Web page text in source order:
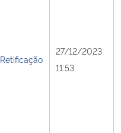
Retificação
27/12/2023
11:53